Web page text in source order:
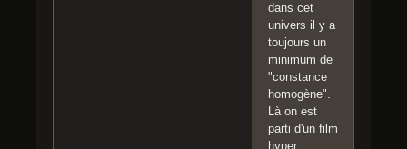
dans cet
univers il y a
toujours un
minimum de
"constance
homogène".
Là on est
parti d'un film
hyper